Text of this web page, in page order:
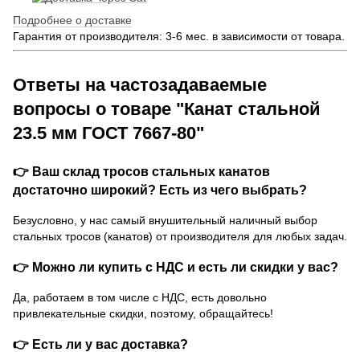
Подробнее о доставке
Гарантия от производителя: 3-6 мес. в зависимости от товара.
Ответы на частозадаваемые
вопросы о товаре "Канат стальной
23.5 мм ГОСТ 7667-80"
👉 Ваш склад тросов стальных канатов
достаточно широкий? Есть из чего выбрать?
Безусловно, у нас самый внушительный наличный выбор
стальных тросов (канатов) от производителя для любых задач.
👉 Можно ли купить с НДС и есть ли скидки у вас?
Да, работаем в том числе с НДС, есть довольно
привлекательные скидки, поэтому, обращайтесь!
👉 Есть ли у вас доставка?